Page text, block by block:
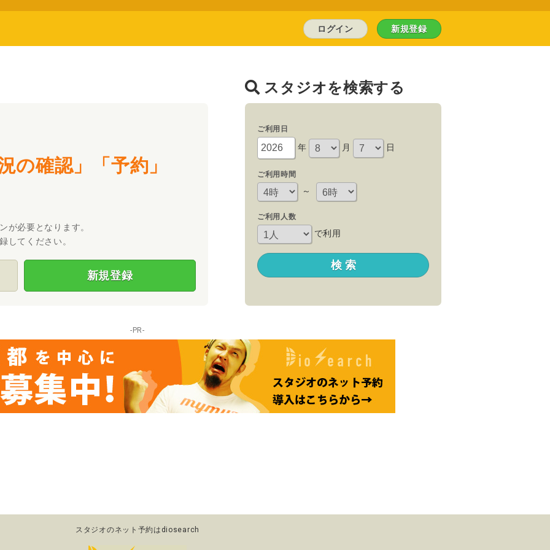
ログイン 新規登録
の確認」「予約」
が必要となります。
してください。
新規登録
スタジオを検索する
ご利用日
年 月 日
ご利用時間
～
ご利用人数
で利用
-PR-
スタジオのネット予約はdiosearch